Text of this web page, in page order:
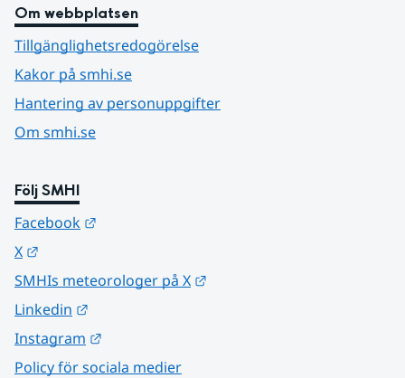
Om webbplatsen
Tillgänglighetsredogörelse
Kakor på smhi.se
Hantering av personuppgifter
Om smhi.se
Följ SMHI
Facebook
X
SMHIs meteorologer på X
Linkedin
Instagram
Policy för sociala medier